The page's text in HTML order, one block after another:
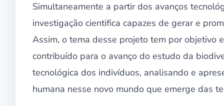
Simultaneamente a partir dos avanços
investigação cientifica capazes de gerar e
Assim, o tema desse projeto tem por objetivo
contribuído para o avanço do estudo da
tecnológica dos indivíduos, analisando e
humana nesse novo mundo que emerge das